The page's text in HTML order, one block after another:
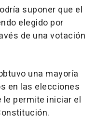
suponer que el
elegido por
de una votación
una mayoría
en las elecciones
le permite iniciar el